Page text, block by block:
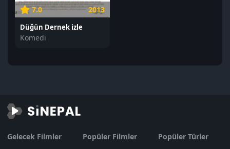
7.0 2013
Düğün Dernek izle
Komedi
Gelecek Filmler
Popüler Filmler
Popüler Türler